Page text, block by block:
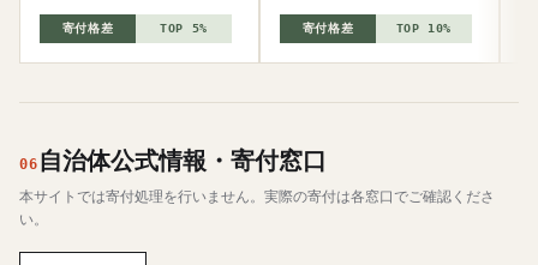
寄付格差 TOP 5% 寄付格差 TOP 10%
06 自治体公式情報・寄付窓口
本サイトでは寄付処理を行いません。実際の寄付は各窓口でご確認くださ
い。